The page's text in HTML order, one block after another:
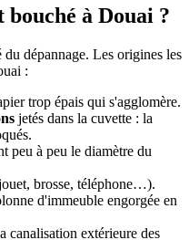
à Douai ?
dépannage. Les origines les
:
trop épais qui s'agglomère.
jetés dans la cuvette : la
peu à peu le diamètre du
brosse, téléphone…).
d'immeuble engorgée en
canalisation extérieure des